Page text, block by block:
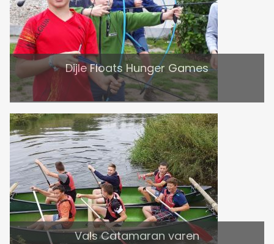
Dijle Floats Hunger Games
Vals Catamaran varen